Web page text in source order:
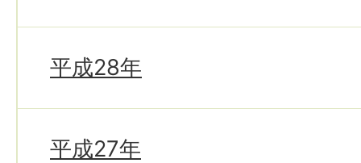
平成28年
平成27年